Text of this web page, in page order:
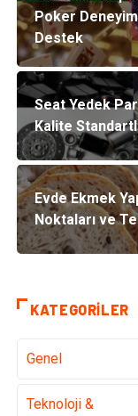
Poker
Destek
Seat Yedek
Kalite
Evde Ekmek
Noktaları ve
KATEGORILER
Genel
Teknoloji &